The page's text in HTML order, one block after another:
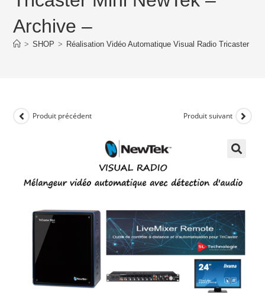
Archive –
> SHOP > Réalisation Vidéo Automatique Visual Radio Tricaster
Produit précédent Produit suivant